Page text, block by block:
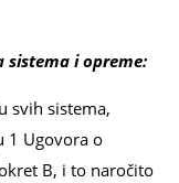
sistema i opreme:
svih sistema,
1 Ugovora o
B, i to naročito